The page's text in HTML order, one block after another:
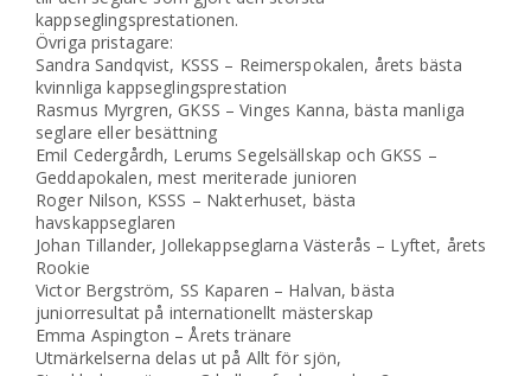
kappseglingsprestationen.
Övriga pristagare:
Sandra Sandqvist, KSSS – Reimerspokalen, årets bästa
kvinnliga kappseglingsprestation
Rasmus Myrgren, GKSS – Vinges Kanna, bästa manliga
seglare eller besättning
Emil Cedergårdh, Lerums Segelsällskap och GKSS –
Geddapokalen, mest meriterade junioren
Roger Nilson, KSSS – Nakterhuset, bästa
havskappseglaren
Johan Tillander, Jollekappseglarna Västerås – Lyftet, årets
Rookie
Victor Bergström, SS Kaparen – Halvan, bästa
juniorresultat på internationellt mästerskap
Emma Aspington – Årets tränare
Utmärkelserna delas ut på Allt för sjön,